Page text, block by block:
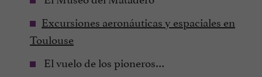
Excursiones aeronáuticas y espaciales en
Toulouse
El vuelo de los pioneros…